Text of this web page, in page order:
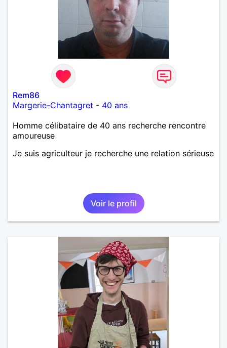
Rem86
Margerie-Chantagret - 40 ans
Homme célibataire de 40 ans recherche rencontre
amoureuse
Je suis agriculteur je recherche une relation sérieuse
Voir le profil